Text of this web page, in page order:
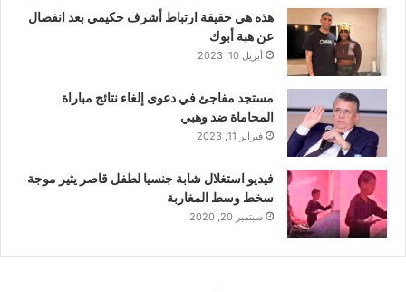
هذه هي حقيقة ارتباط أشرف حكيمي بعد انفصال
عن هبة أبوك
أبريل 10, 2023
مستجد مفاجئ في دعوى إلغاء نتائج مباراة
المحاماة ضد وهبي
فبراير 11, 2023
فيديو استغلال شابة جنسيا لطفل قاصر يثير موجة
سخط وسط المغاربة
سبتمبر 20, 2020